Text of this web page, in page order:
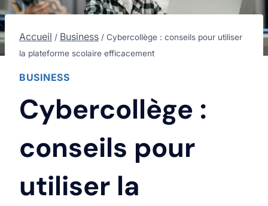
Accueil / Business / Cybercollège : conseils pour utiliser
la plateforme scolaire efficacement
BUSINESS
Cybercollège :
conseils pour
utiliser la